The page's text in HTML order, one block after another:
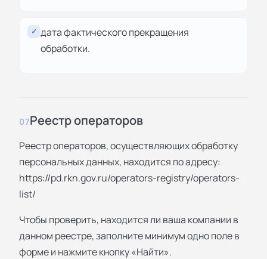
✓ дата фактического прекращения
обработки.
07Реестр операторов
Реестр операторов, осуществляющих обработку
персональных данных, находится по адресу:
https://pd.rkn.gov.ru/operators-registry/operators-
list/
Чтобы проверить, находится ли ваша компании в
данном реестре, заполните минимум одно поле в
форме и нажмите кнопку «Найти».